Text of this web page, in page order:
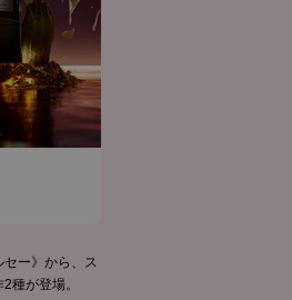
ー》から、ス
種が登場。